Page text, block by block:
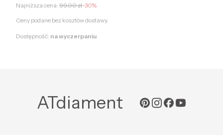
Najniższa cena: 99,00 zł-30%
Ceny podane bez kosztów dostawy.
Dostępność: na wyczerpaniu
ATdiament